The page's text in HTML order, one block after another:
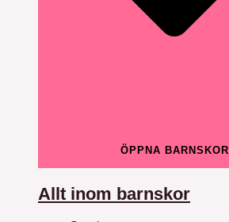
ÖPPNA BARNSKOR
Allt inom barnskor